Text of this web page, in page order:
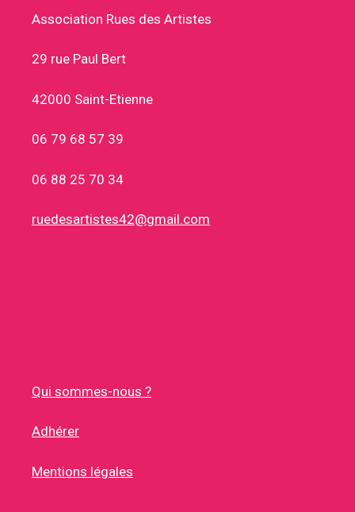
Association Rues des Artistes
29 rue Paul Bert
42000 Saint-Etienne
06 79 68 57 39
06 88 25 70 34
ruedesartistes42@gmail.com
Qui sommes-nous ?
Adhérer
Mentions légales